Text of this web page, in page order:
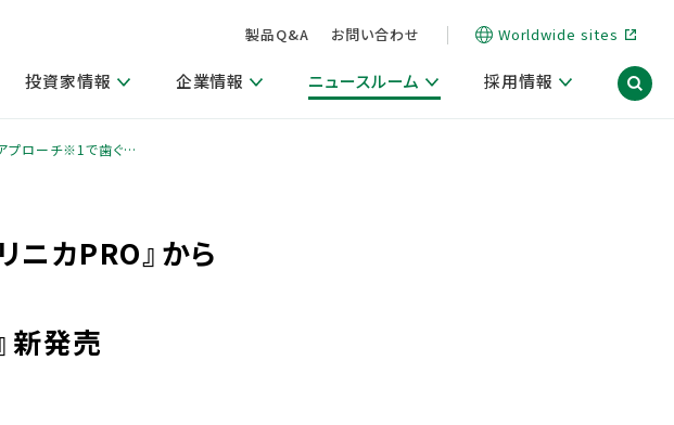
製品Q&A お問い合わせ Worldwide sites
ものづくり
習慣づくりラボ
ップ
関連リンク
投資家情報
電子公告
企業情報
海外拠点一覧
ニュースルーム
プ
採用情報
仕事ガイド
プローチ※1で歯ぐ…
ニカPRO』から
新発売